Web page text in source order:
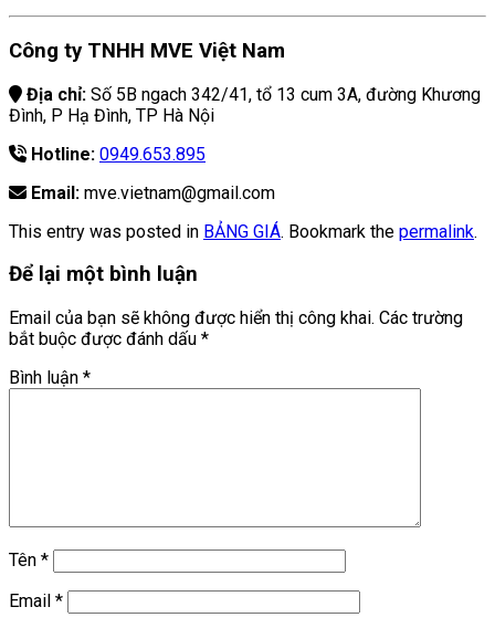
Công ty TNHH MVE Việt Nam
Địa chỉ: Số 5B ngach 342/41, tổ 13 cum 3A, đường Khương
Đình, P Hạ Đình, TP Hà Nội
Hotline: 0949.653.895
Email: mve.vietnam@gmail.com
This entry was posted in BẢNG GIÁ. Bookmark the permalink.
Để lại một bình luận
Email của bạn sẽ không được hiển thị công khai. Các trường
bắt buộc được đánh dấu *
Bình luận *
Tên *
Email *